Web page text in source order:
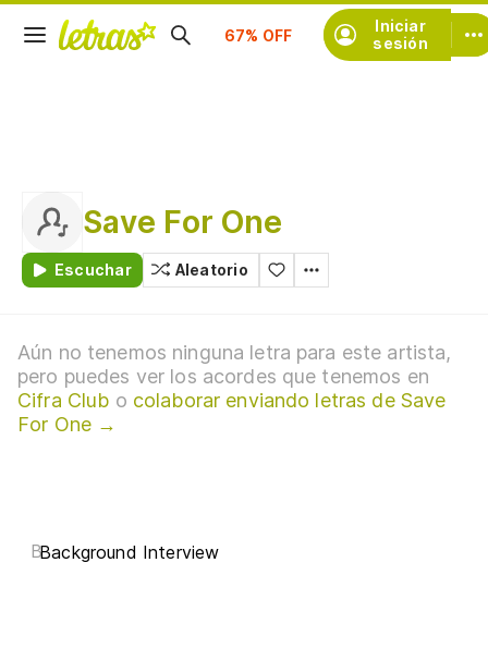
Iniciar
sesión
Suscríbete
Save For One
Escuchar Aleatorio
Aún no tenemos ninguna letra para este artista,
pero puedes ver los acordes que tenemos en
Cifra Club o colaborar enviando letras de Save
For One →
BBackground Interview